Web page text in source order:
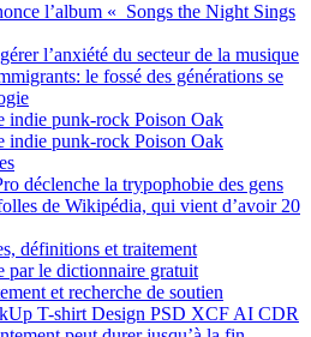
l’album « Songs the Night Sings
l’anxiété du secteur de la musique
le fossé des générations se
indie punk-rock Poison Oak
indie punk-rock Poison Oak
déclenche la trypophobie des gens
de Wikipédia, qui vient d’avoir 20
définitions et traitement
par le dictionnaire gratuit
et recherche de soutien
T-shirt Design PSD XCF AI CDR